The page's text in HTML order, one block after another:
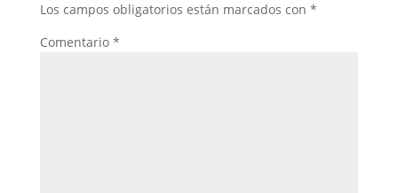
Los campos obligatorios están marcados con *
Comentario *